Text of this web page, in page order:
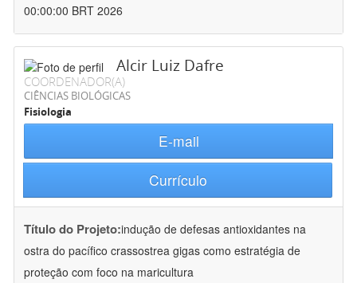
00:00:00 BRT 2026
Alcir Luiz Dafre
COORDENADOR(A)
CIÊNCIAS BIOLÓGICAS
Fisiologia
E-mail
Currículo
Título do Projeto:indução de defesas antioxidantes na
ostra do pacífico crassostrea gigas como estratégia de
proteção com foco na maricultura